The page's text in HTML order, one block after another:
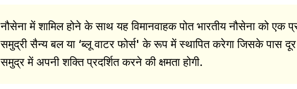
नौसेना में शामिल होने के साथ यह विमानवाहक पोत भारतीय नौसेना को एक
समुद्री सैन्य बल या ‘ब्लू वाटर फोर्स' के रूप में स्थापित करेगा जिसके पास दूर
समुद्र में अपनी शक्ति प्रदर्शित करने की क्षमता होगी.